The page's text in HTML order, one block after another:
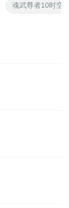
魂武尊者10时空